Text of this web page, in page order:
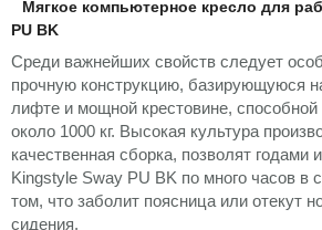
Мягкое компьютерное кресло для
PU BK
Среди важнейших свойств следует
прочную конструкцию, базирующуюся
лифте и мощной крестовине, способной
около 1000 кг. Высокая культура
качественная сборка, позволят годами
Kingstyle Sway PU BK по много часов в
том, что заболит поясница или отекут
сидения.